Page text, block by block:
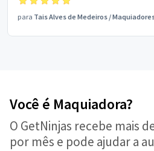
para Tais Alves de Medeiros /
Você é Maquiadora?
O GetNinjas recebe mais
por mês e pode ajudar a